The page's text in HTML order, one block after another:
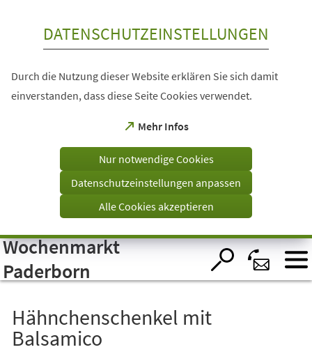
Visuelle
Assistenzsoftware
öffnen.
DATENSCHUTZEINSTELLUNGEN
Durch die Nutzung dieser Website erklären Sie sich damit
einverstanden, dass diese Seite Cookies verwendet.
Mehr Infos
(Öffnet
einem
Tab)
Nur notwendige Cookies
Datenschutzeinstellungen anpassen
Alle Cookies akzeptieren
Wochenmarkt
Paderborn
Hähnchenschenkel mit
Balsamico